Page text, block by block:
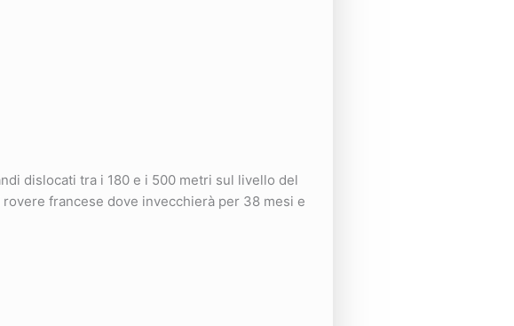
dislocati tra i 180 e i 500 metri sul livello del
francese dove invecchierà per 38 mesi e